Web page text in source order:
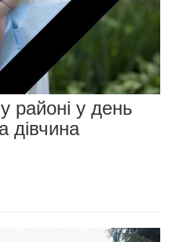
районі у день
дівчина